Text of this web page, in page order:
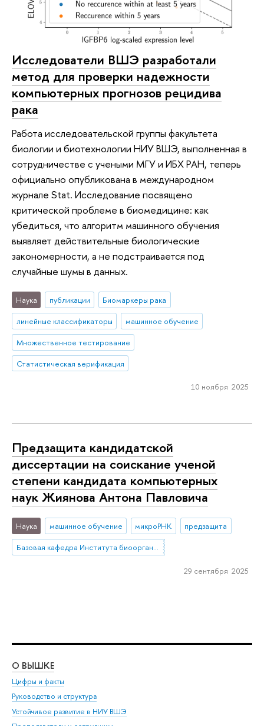
Исследователи ВШЭ разработали
метод для проверки надежности
компьютерных прогнозов рецидива
рака
Работа исследовательской группы факультета
биологии и биотехнологии НИУ ВШЭ, выполненная в
сотрудничестве с учеными МГУ и ИБХ РАН, теперь
официально опубликована в международном
журнале Stat. Исследование посвящено
критической проблеме в биомедицине: как
убедиться, что алгоритм машинного обучения
выявляет действительные биологические
закономерности, а не подстраивается под
случайные шумы в данных.
Наука публикации
Биомаркеры рака
линейные классификаторы
машинное обучение
Множественное тестирование
Статистическая верификация
10 ноября 2025
Предзащита кандидатской
диссертации на соискание ученой
степени кандидата компьютерных
наук Жиянова Антона Павловича
Наука машинное обучение микроРНК
предзащита
Базовая кафедра Института биоорганической химии им. академиков М.М. Шемякина и Ю.А. Овчинникова РАН
29 сентября 2025
О ВЫШКЕ
Цифры и факты
Руководство и структура
Устойчивое развитие в НИУ ВШЭ